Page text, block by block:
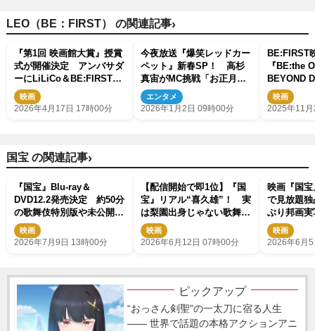
LEO（BE：FIRST） の関連記事›
『第1回 映画館大賞』授賞
式が開催決定 アンバサダ
ーにLiLiCo＆BE:FIRST・
LEO決定
映画
2026年4月17日 17時00分
今夜放送『爆笑レッドカー
ペット』新春SP！ 高杉
真宙がMC挑戦「お正月を
笑顔で過ごしていただけた
ら」
エンタメ
2026年1月2日 09時00分
BE:FIRST
『BE:the
BEYOND
ィザービ
解禁 メン
映画
2025年11
国宝 の関連記事›
『国宝』Blu-ray＆
DVD12.2発売決定 約50分
の歌舞伎特別版や未公開シ
ーンなど豪華特典満載
映画
2026年7月9日 13時00分
【配信開始で即1位】『国
宝』リアル“喜久雄”！ 実
は梨園出身じゃない歌舞伎
役者3選 人間国宝から注
目若手イケメンまで
映画
2026年6月12日 07時00分
映画『国
で見放題
ぶり邦画
話題作
映画
2026年6月
ピックアップ
“おっさん剣聖”の一太刀に宿る人生
―― 世界で話題の本格アクションアニ